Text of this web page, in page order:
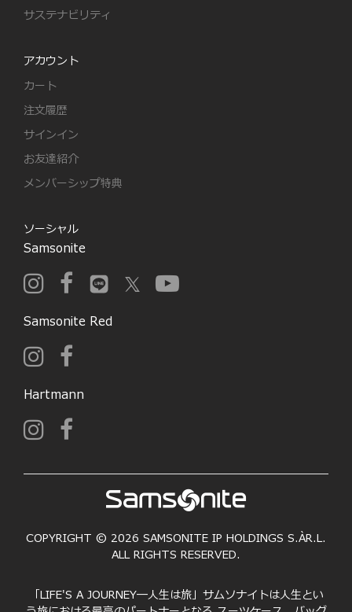
サステナビリティ
アカウント
カート
注文履歴
サインイン
お友達紹介
メンバーシップ特典
ソーシャル
Samsonite
Samsonite Red
Hartmann
COPYRIGHT © 2026 SAMSONITE IP HOLDINGS S.ÀR.L.
ALL RIGHTS RESERVED.
「LIFE'S A JOURNEY―人生は旅」サムソナイトは人生とい